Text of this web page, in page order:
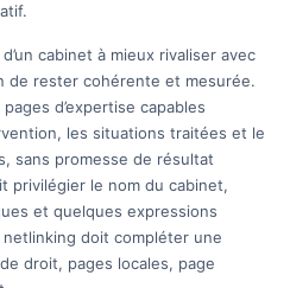
cabinet à mieux rivaliser avec
de rester cohérente et mesurée.
d’expertise capables
les situations traitées et le
sans promesse de résultat
privilégier le nom du cabinet,
et quelques expressions
netlinking doit compléter une
droit, pages locales, page